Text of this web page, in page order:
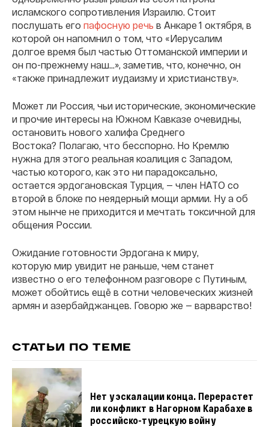
исламского сопротивления Израилю. Стоит
послушать его пафосную речь в Анкаре 1 октября, в
которой он напомнил о том, что «Иерусалим
долгое время был частью Оттоманской империи и
он по-прежнему наш...», заметив, что, конечно, он
«также принадлежит иудаизму и христианству».
Может ли Россия, чьи исторические, экономические
и прочие интересы на Южном Кавказе очевидны,
остановить нового халифа Среднего
Востока? Полагаю, что бесспорно. Но Кремлю
нужна для этого реальная коалиция с Западом,
частью которого, как это ни парадоксально,
остается эрдогановская Турция, — член НАТО со
второй в блоке по неядерный мощи армии. Ну а об
этом нынче не приходится и мечтать токсичной для
общения России.
Ожидание готовности Эрдогана к миру,
которую мир увидит не раньше, чем станет
известно о его телефонном разговоре с Путиным,
может обойтись ещё в сотни человеческих жизней
армян и азербайджанцев. Говорю же — варварство!
СТАТЬИ ПО ТЕМЕ
Нет у эскалации конца. Перерастет
ли конфликт в Нагорном Карабахе в
российско-турецкую войну